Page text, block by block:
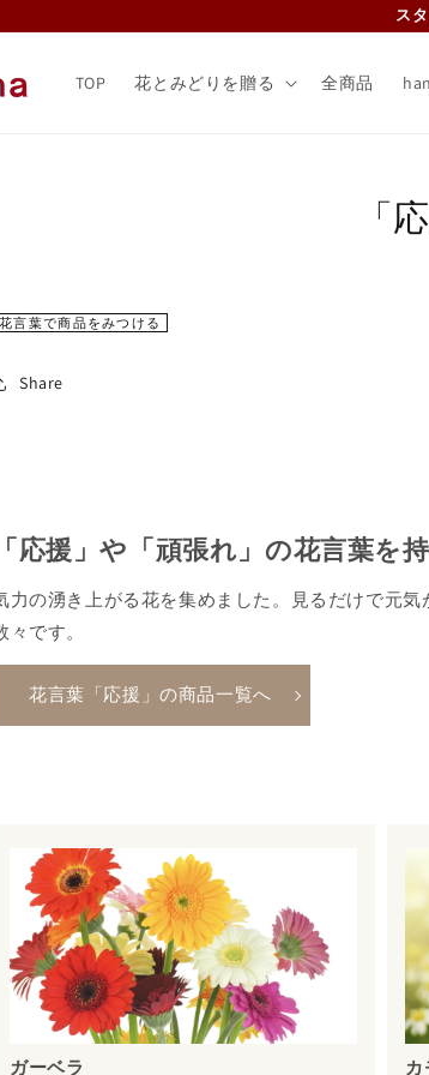
ス
TOP 花とみどりを贈る 全商品
「
花言葉で商品をみつける
Share
「応援」や「頑張れ」の花言葉を
力の湧き上がる花を集めました。見るだけで元
々です。
花言葉「応援」の商品一覧へ
ガーベラ カ